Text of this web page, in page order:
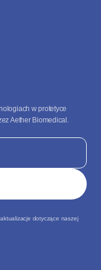
w protetyce
Aether Biomedical.
dotyczące naszej